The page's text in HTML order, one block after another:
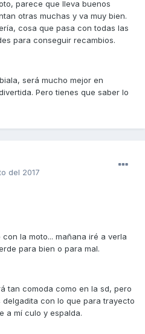
parece que lleva buenos
otras muchas y va muy bien.
cosa que pasa con todas las
para conseguir recambios.
será mucho mejor en
Pero tienes que saber lo
del 2017
la moto... mañana iré a verla
para bien o para mal.
tan comoda como en la sd, pero
delgadita con lo que para trayecto
a mí culo y espalda.